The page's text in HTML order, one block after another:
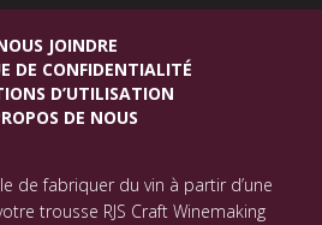
JOINDRE
DE CONFIDENTIALITÉ
D’UTILISATION
DE NOUS
de fabriquer du vin à partir d’une
trousse RJS Craft Winemaking